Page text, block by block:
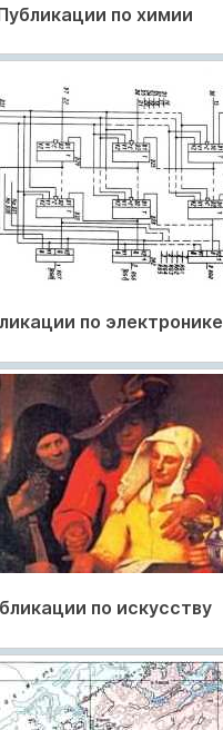
по химии
по электронике
по искусству